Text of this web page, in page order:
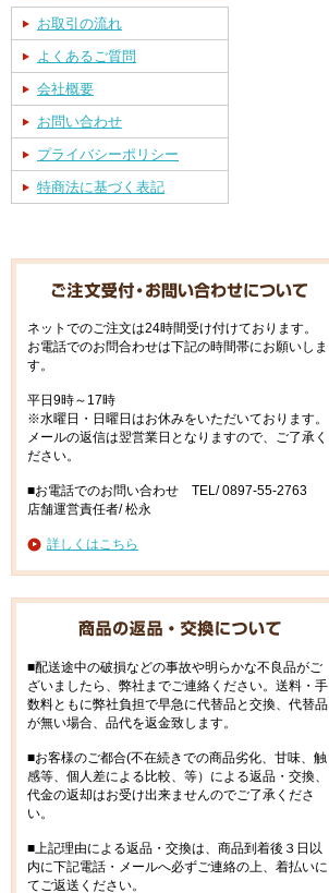
お取引の流れ
よくあるご質問
会社概要
お問い合わせ
プライバシーポリシー
特商法に基づく表記
ネットでのご注文は24時間受け付けております。
お電話でのお問合わせは下記の時間帯にお願いしま
す。
平日9時～17時
※水曜日・日曜日はお休みをいただいております。
メールの返信は翌営業日となりますので、ご了承く
ださい。
■お電話でのお問い合わせ TEL/ 0897-55-2763
店舗運営責任者/ 松永
詳しくはこちら
■配送途中の破損などの事故や明らかな不良品がご
ざいましたら、弊社までご連絡ください。送料・手
数料ともに弊社負担で早急に代替品と交換、代替品
が無い場合、品代を返金致します。
■お客様のご都合(不在続きでの商品劣化、甘味、触
感等、個人差による比較、等）による返品・交換、
代金の返却はお受け出来ませんのでご了承くださ
い。
■上記理由による返品・交換は、商品到着後３日以
内に下記電話・メールへ必ずご連絡の上、着払いに
てご返送ください。